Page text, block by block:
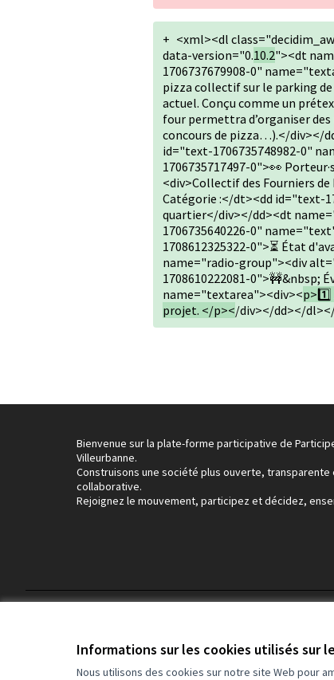
Informations sur les cookies utilisés sur
Nous utilisons des cookies sur notre site Web pour
+ <xml><dl
data-version="0.10.2"><dt
1706737679908-0"
pizza collectif sur le parking
actuel. Conçu comme un
four permettra d’organiser
concours de pizza…).</div></
id="text-1706735748982-0"
1706735717497-0">👀
<div>Collectif des Fourniers
Catégorie :</dt><dd id="text-
quartier</div></dd><dt
1706735640226-0"
1708612325322-0">⏳ État
name="radio-group"><div
1708610222081-0">🚧&nbsp;
name="textarea"><div><p>1️⃣
projet. </p></div></dd></
Bienvenue sur la plate-forme participative de
Villeurbanne.
Construisons une société plus ouverte, transparente
collaborative.
Rejoignez le mouvement, participez et décidez,